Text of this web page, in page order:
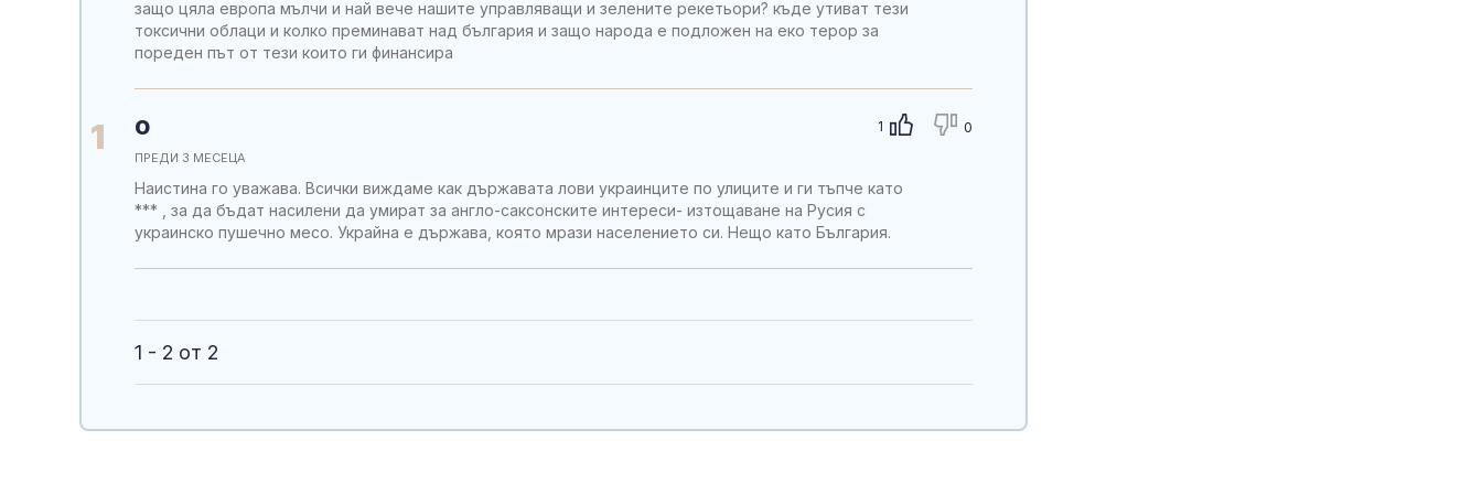
защо цяла европа мълчи и най вече нашите управляващи и зелените рекетьори? къде утиват тези
токсични облаци и колко преминават над българия и защо народа е подложен на еко терор за
пореден път от тези които ги финансира
1 1 0
О
ПРЕДИ 3 МЕСЕЦА
Наистина го уважава. Всички виждаме как държавата лови украинците по улиците и ги тъпче като
*** , за да бъдат насилени да умират за англо-саксонските интереси- изтощаване на Русия с
украинско пушечно месо. Украйна е държава, която мрази населението си. Нещо като България.
1 - 2 от 2